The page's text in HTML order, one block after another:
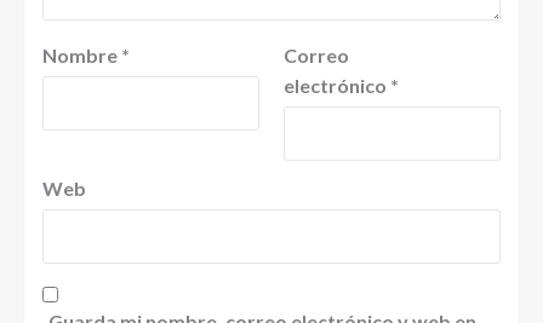
Nombre *
Correo
electrónico *
Web